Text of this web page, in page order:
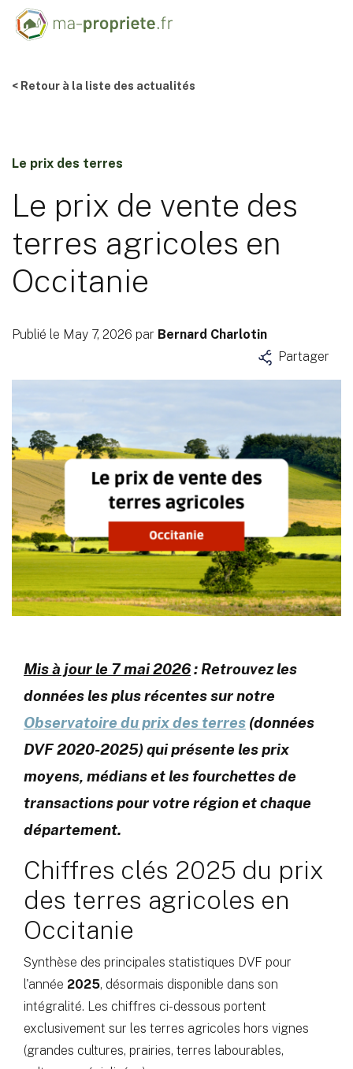
< Retour à la liste des actualités
Le prix des terres
Le prix de vente des
terres agricoles en
Occitanie
Publié le May 7, 2026 par Bernard Charlotin
Partager
Mis à jour le 7 mai 2026: Retrouvez les
données les plus récentes sur notre
Observatoire du prix des terres (données
DVF 2020-2025) qui présente les prix
moyens, médians et les fourchettes de
transactions pour votre région et chaque
département.
Chiffres clés 2025 du prix
des terres agricoles en
Occitanie
Synthèse des principales statistiques DVF pour
l'année 2025, désormais disponible dans son
intégralité. Les chiffres ci-dessous portent
exclusivement sur les terres agricoles hors vignes
(grandes cultures, prairies, terres labourables,